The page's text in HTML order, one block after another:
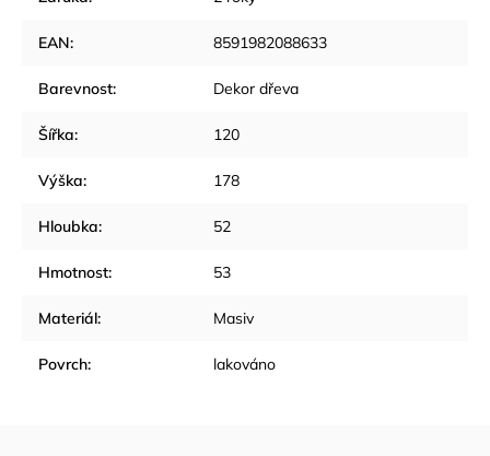
EAN: 8591982088633
Barevnost: Dekor dřeva
Šířka: 120
Výška: 178
Hloubka: 52
Hmotnost: 53
Materiál: Masiv
Povrch: lakováno